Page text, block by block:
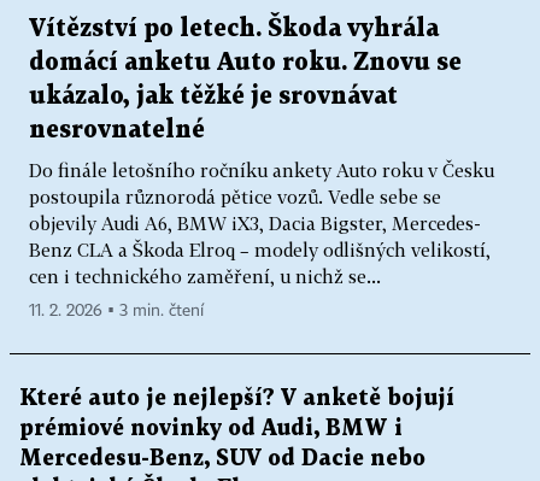
Vítězství po letech. Škoda vyhrála
domácí anketu Auto roku. Znovu se
ukázalo, jak těžké je srovnávat
nesrovnatelné
Do finále letošního ročníku ankety Auto roku v Česku
postoupila různorodá pětice vozů. Vedle sebe se
objevily Audi A6, BMW iX3, Dacia Bigster, Mercedes-
Benz CLA a Škoda Elroq – modely odlišných velikostí,
cen i technického zaměření, u nichž se...
11. 2. 2026 ▪ 3 min. čtení
Které auto je nejlepší? V anketě bojují
prémiové novinky od Audi, BMW i
Mercedesu-Benz, SUV od Dacie nebo